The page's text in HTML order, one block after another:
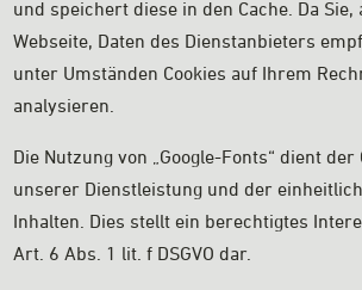
und speichert diese in den Cache. Da
Webseite, Daten des Dienstanbieters
unter Umständen Cookies auf Ihrem
analysieren.
Die Nutzung von „Google-Fonts“ dient
unserer Dienstleistung und der
Inhalten. Dies stellt ein berechtigtes
Art. 6 Abs. 1 lit. f DSGVO dar.